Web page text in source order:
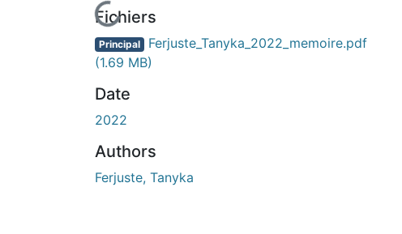
En cours de chargement...
Fichiers
Principal Ferjuste_Tanyka_2022_memoire.pdf
(1.69 MB)
Date
2022
Authors
Ferjuste, Tanyka